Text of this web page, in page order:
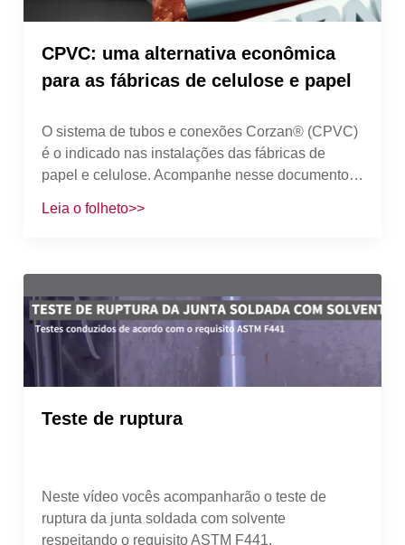
CPVC: uma alternativa econômica
para as fábricas de celulose e papel
O sistema de tubos e conexões Corzan® (CPVC)
é o indicado nas instalações das fábricas de
papel e celulose. Acompanhe nesse documento o
econômica, qual o processo de recuperação
Leia o folheto>>
Teste de ruptura
Neste vídeo vocês acompanharão o teste de
ruptura da junta soldada com solvente
respeitando o requisito ASTM F441.